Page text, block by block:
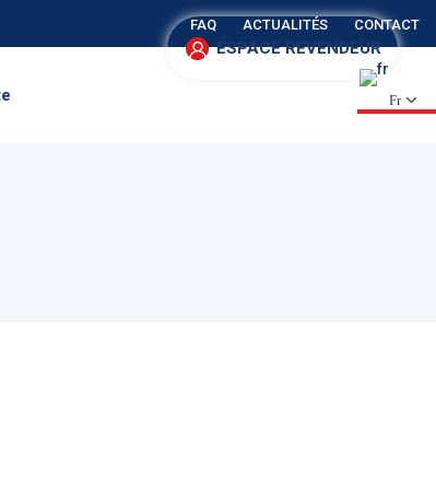
FAQ ACTUALITÉS CONTACT
ESPACE REVENDEUR
Fr